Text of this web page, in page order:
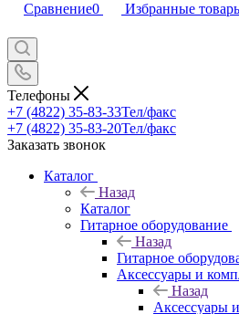
Сравнение0 Избранные
Телефоны
+7 (4822) 35-83-33Тел/факс
+7 (4822) 35-83-20Тел/факс
Заказать звонок
Каталог
Назад
Каталог
Гитарное оборудование
Назад
Гитарное
Аксессуары и
Назад
Аксессуары